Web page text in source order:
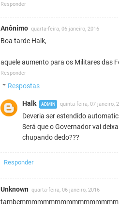
Responder
Anônimo quarta-feira, 06 janeiro, 2016
Boa tarde Halk,
aquele aumento para os Militares das
Responder
Respostas
Halk quinta-feira, 07 janeiro,
Deveria ser estendido
Será que o Governador vai
chupando dedo???
Responder
Unknown quarta-feira, 06 janeiro, 2016